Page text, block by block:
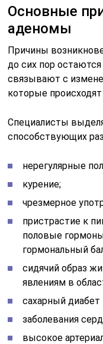
Основные
аденомы
Причины
до сих пор
связывают с
которые
Специалисты
способствующих
нерегулярные
курение;
чрезмерное
пристрастие к
половые
гормональный
сидячий образ
явлениям в
сахарный диабет
заболевания
высокое